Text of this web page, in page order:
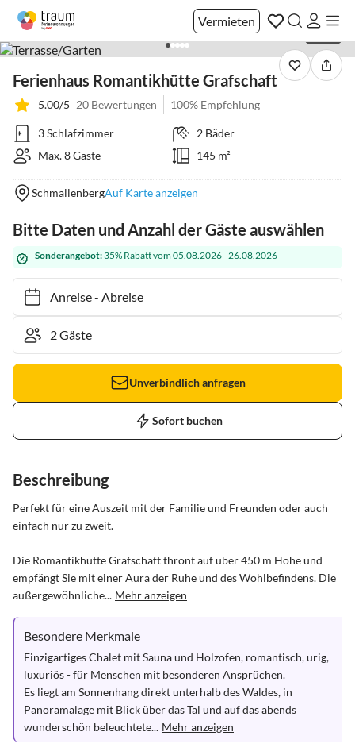
Vermieten
Ferienhaus Romantikhütte Grafschaft
5.00/5 20 Bewertungen 100% Empfehlung
3 Schlafzimmer
2 Bäder
Max. 8 Gäste
145 m²
SchmallenbergAuf Karte anzeigen
Bitte Daten und Anzahl der Gäste auswählen
Sonderangebot: 35% Rabatt vom 05.08.2026 - 26.08.2026
Anreise- Abreise
Unverbindlich anfragen
Sofort buchen
Beschreibung
Perfekt für eine Auszeit mit der Familie und Freunden oder auch
einfach nur zu zweit.
Die Romantikhütte Grafschaft thront auf über 450 m Höhe und
empfängt Sie mit einer Aura der Ruhe und des Wohlbefindens. Die
außergewöhnliche... Mehr anzeigen
Besondere Merkmale
Einzigartiges Chalet mit Sauna und Holzofen, romantisch, urig,
luxuriös - für Menschen mit besonderen Ansprüchen.
Es liegt am Sonnenhang direkt unterhalb des Waldes, in
Panoramalage mit Blick über das Tal und auf das abends
wunderschön beleuchtete... Mehr anzeigen